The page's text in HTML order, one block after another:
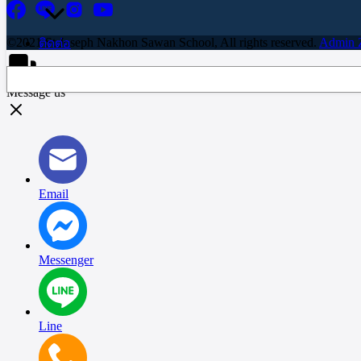
ติดต่อ
©2021 St.Joseph Nakhon Sawan School, All rights reserved. Admin
Message us
Email
Messenger
Line